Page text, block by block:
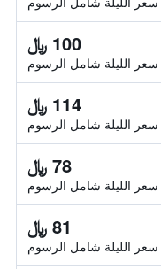
100 ﷼
سعر الليلة شامل الرسوم
114 ﷼
سعر الليلة شامل الرسوم
78 ﷼
سعر الليلة شامل الرسوم
81 ﷼
سعر الليلة شامل الرسوم